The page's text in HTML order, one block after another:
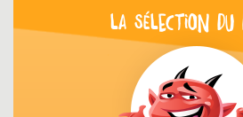
LA SÉLECTION DU